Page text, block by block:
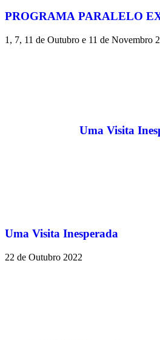
PROGRAMA PARALELO
1, 7, 11 de Outubro e 11 de Novembro
Uma Visita
Uma Visita Inesperada
22 de Outubro 2022